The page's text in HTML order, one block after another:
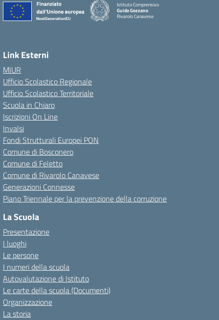
Istituto Comprensivo
Guido Gozzano
Rivarolo Canavese
Link Esterni
MIUR
Ufficio Scolastico Regionale
Ufficio Scolastico Territoriale
Scuola in Chiaro
Iscrizioni On Line
Invalsi
Fondi Strutturali Europei PON
Comune di Bosconero
Comune di Feletto
Comune di Rivarolo Canavese
Generazioni Connesse
Piano Triennale per la prevenzione della corruzione
La Scuola
Presentazione
I luoghi
Le persone
I numeri della scuola
Autovalutazione di Istituto
Le carte della scuola (Documenti)
Organizzazione
La storia